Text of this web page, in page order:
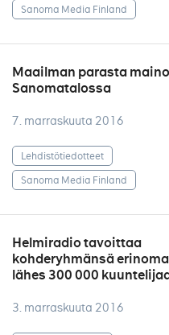
Sanoma Media Finland
Maailman parasta
Sanomatalossa
7. marraskuuta 2016
Lehdistötiedotteet
Sanoma Media Finland
Helmiradio tavoittaa
kohderyhmänsä
lähes 300 000
3. marraskuuta 2016